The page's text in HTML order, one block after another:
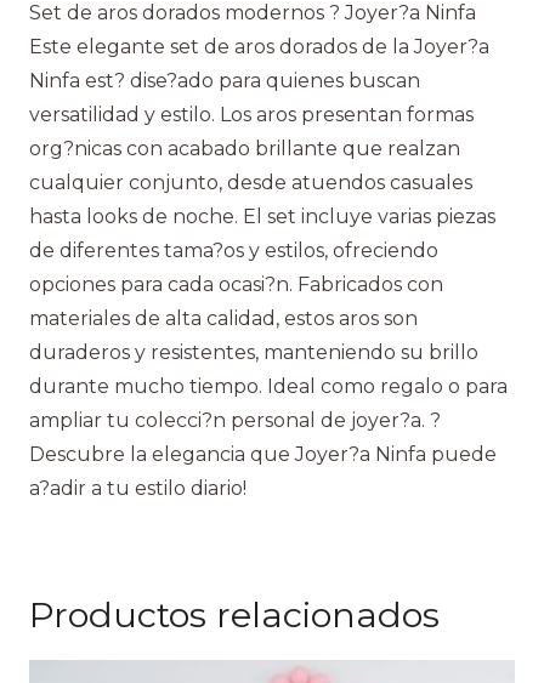
Set de aros dorados modernos ? Joyer?a Ninfa
Este elegante set de aros dorados de la Joyer?a
Ninfa est? dise?ado para quienes buscan
versatilidad y estilo. Los aros presentan formas
org?nicas con acabado brillante que realzan
cualquier conjunto, desde atuendos casuales
hasta looks de noche. El set incluye varias piezas
de diferentes tama?os y estilos, ofreciendo
opciones para cada ocasi?n. Fabricados con
materiales de alta calidad, estos aros son
duraderos y resistentes, manteniendo su brillo
durante mucho tiempo. Ideal como regalo o para
ampliar tu colecci?n personal de joyer?a. ?
Descubre la elegancia que Joyer?a Ninfa puede
a?adir a tu estilo diario!
Productos relacionados